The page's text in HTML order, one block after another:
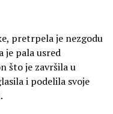
pretrpela je nezgodu
je pala usred
što je završila u
i podelila svoje